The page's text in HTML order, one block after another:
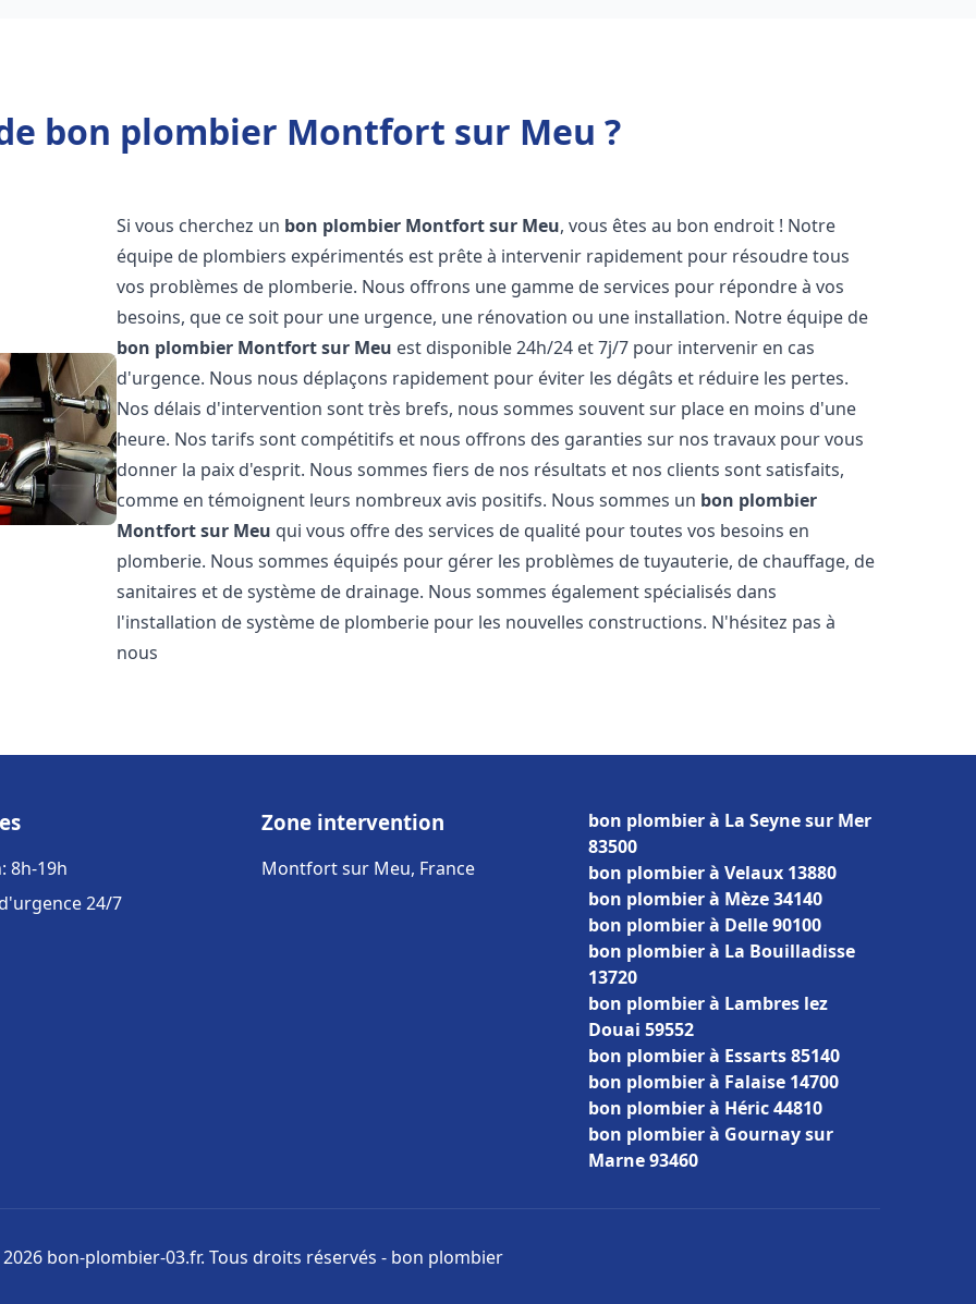
bon plombier Montfort sur Meu ?
Si vous cherchez un bon plombier Montfort sur Meu, vous êtes au bon endroit ! Notre
équipe de plombiers expérimentés est prête à intervenir rapidement pour résoudre tous
vos problèmes de plomberie. Nous offrons une gamme de services pour répondre à vos
besoins, que ce soit pour une urgence, une rénovation ou une installation. Notre équipe de
bon plombier Montfort sur Meu est disponible 24h/24 et 7j/7 pour intervenir en cas
d'urgence. Nous nous déplaçons rapidement pour éviter les dégâts et réduire les pertes.
Nos délais d'intervention sont très brefs, nous sommes souvent sur place en moins d'une
heure. Nos tarifs sont compétitifs et nous offrons des garanties sur nos travaux pour vous
donner la paix d'esprit. Nous sommes fiers de nos résultats et nos clients sont satisfaits,
comme en témoignent leurs nombreux avis positifs. Nous sommes un bon plombier
Montfort sur Meu qui vous offre des services de qualité pour toutes vos besoins en
plomberie. Nous sommes équipés pour gérer les problèmes de tuyauterie, de chauffage, de
sanitaires et de système de drainage. Nous sommes également spécialisés dans
l'installation de système de plomberie pour les nouvelles constructions. N'hésitez pas à
nous
8h-19h
24/7
Zone intervention
Montfort sur Meu, France
bon plombier à La Seyne sur Mer
83500
bon plombier à Velaux 13880
bon plombier à Mèze 34140
bon plombier à Delle 90100
bon plombier à La Bouilladisse
13720
bon plombier à Lambres lez
Douai 59552
bon plombier à Essarts 85140
bon plombier à Falaise 14700
bon plombier à Héric 44810
bon plombier à Gournay sur
Marne 93460
bon-plombier-03.fr. Tous droits réservés - bon plombier